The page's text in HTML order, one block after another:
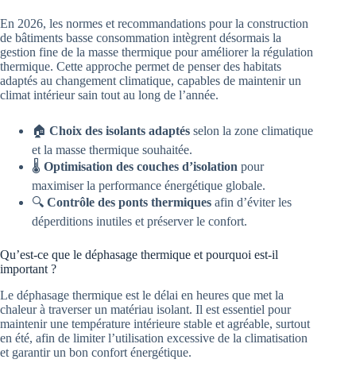
En 2026, les normes et recommandations pour la construction
de bâtiments basse consommation intègrent désormais la
gestion fine de la masse thermique pour améliorer la régulation
thermique. Cette approche permet de penser des habitats
adaptés au changement climatique, capables de maintenir un
climat intérieur sain tout au long de l’année.
🏠 Choix des isolants adaptés selon la zone climatique
et la masse thermique souhaitée.
🌡️ Optimisation des couches d’isolation pour
maximiser la performance énergétique globale.
🔍 Contrôle des ponts thermiques afin d’éviter les
déperditions inutiles et préserver le confort.
Qu’est-ce que le déphasage thermique et pourquoi est-il
important ?
Le déphasage thermique est le délai en heures que met la
chaleur à traverser un matériau isolant. Il est essentiel pour
maintenir une température intérieure stable et agréable, surtout
en été, afin de limiter l’utilisation excessive de la climatisation
et garantir un bon confort énergétique.